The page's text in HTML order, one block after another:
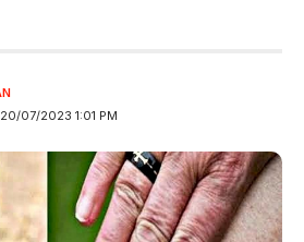
07/2023 1:01 PM